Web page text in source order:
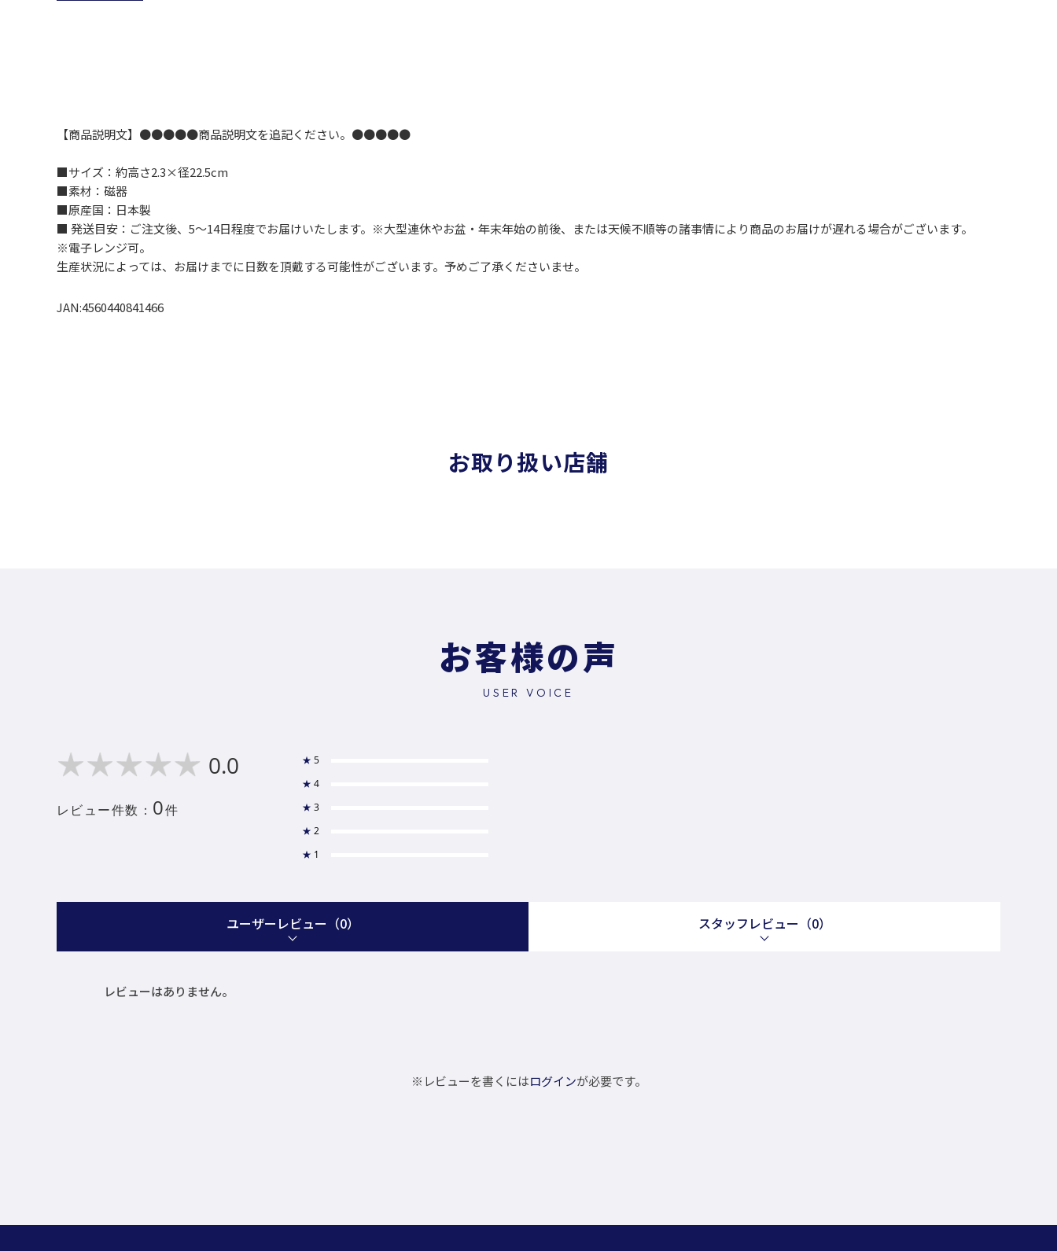
【商品説明文】●●●●●商品説明文を追記ください。●●●●●
■サイズ：約高さ2.3×径22.5cm
■素材：磁器
■原産国：日本製
■ 発送目安：ご注文後、5～14日程度でお届けいたします。※大型連休やお盆・年末年始の前後、または天候不順等の諸事情により商品のお届けが遅れる場合がございます。
※電子レンジ可。
生産状況によっては、お届けまでに日数を頂戴する可能性がございます。予めご了承くださいませ。
JAN:4560440841466
お取り扱い店舗
お客様の声
USER VOICE
0.0
レビュー件数： 0件
★ 5
★ 4
★ 3
★ 2
★ 1
ユーザーレビュー （0） スタッフレビュー （0）
レビューはありません。
※レビューを書くにはログインが必要です。